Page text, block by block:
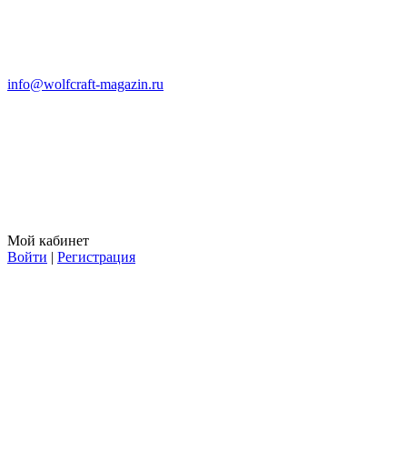
info@wolfcraft-magazin.ru
Мой кабинет
Войти | Регистрация